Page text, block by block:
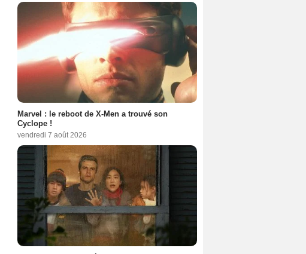
Marvel : le reboot de X-Men a trouvé son
Cyclope !
vendredi 7 août 2026